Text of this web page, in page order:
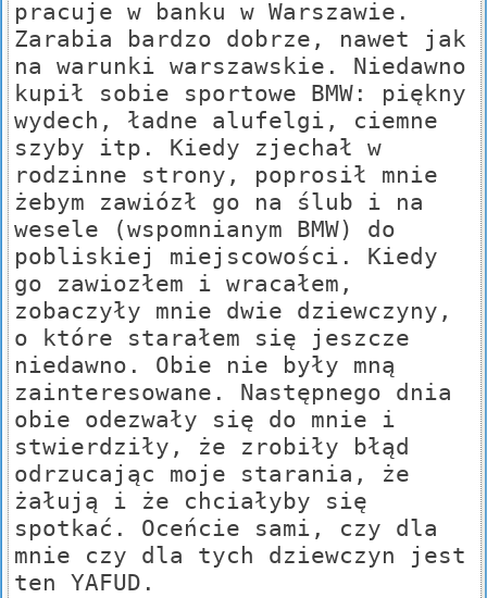
pracuje w banku w Warszawie.
Zarabia bardzo dobrze, nawet jak
na warunki warszawskie. Niedawno
kupił sobie sportowe BMW: piękny
wydech, ładne alufelgi, ciemne
szyby itp. Kiedy zjechał w
rodzinne strony, poprosił mnie
żebym zawiózł go na ślub i na
wesele (wspomnianym BMW) do
pobliskiej miejscowości. Kiedy
go zawiozłem i wracałem,
zobaczyły mnie dwie dziewczyny,
o które starałem się jeszcze
niedawno. Obie nie były mną
zainteresowane. Następnego dnia
obie odezwały się do mnie i
stwierdziły, że zrobiły błąd
odrzucając moje starania, że
żałują i że chciałyby się
spotkać. Oceńcie sami, czy dla
mnie czy dla tych dziewczyn jest
ten YAFUD.